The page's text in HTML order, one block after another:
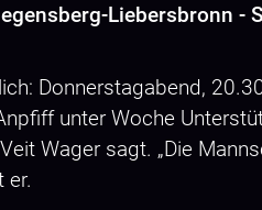
Liebersbronn -
Donnerstagabend,
unter Woche
Wager sagt. „Die
er.